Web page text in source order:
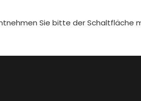
Sie bitte der Schaltfläche